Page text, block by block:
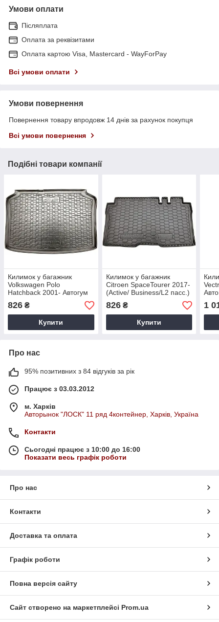
Умови оплати
Післяплата
Оплата за реквізитами
Оплата картою Visa, Mastercard - WayForPay
Всі умови оплати
Умови повернення
Повернення товару впродовж 14 днів за рахунок покупця
Всі умови повернення
Подібні товари компанії
Килимок у багажник
Volkswagen Polo
Hatchback 2001- Автогум
(Avto-Gumm)
826 ₴
Купити
Килимок у багажник
Citroen SpaceTourer 2017-
(Active/ Business/L2 пасс.)
Автогум (Avto-Gumm)
826₴
Купити
1
Про нас
95% позитивних з 84 відгуків за рік
Працює з 03.03.2012
м. Харків
Авторынок "ЛОСК" 11 ряд 4контейнер, Харків, Україна
Контакти
Сьогодні працює з 10:00 до 16:00
Показати весь графік роботи
Про нас
Контакти
Доставка та оплата
Графік роботи
Повна версія сайту
Сайт створено на маркетплейсі Prom.ua